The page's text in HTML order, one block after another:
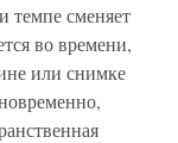
темпе сменяет
во времени,
или снимке